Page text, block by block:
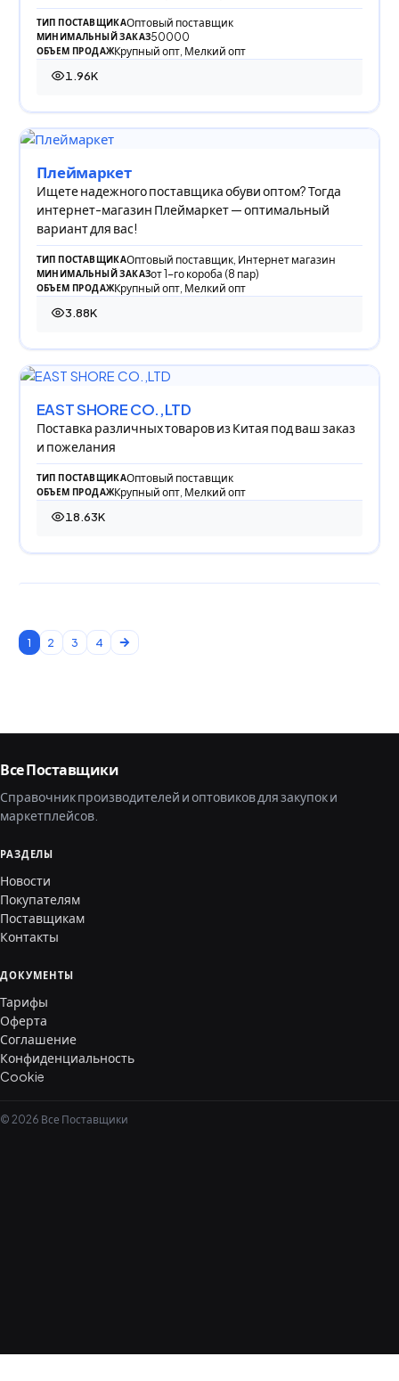
ТИП ПОСТАВЩИКАОптовый поставщик
МИНИМАЛЬНЫЙ ЗАКАЗ50000
ОБЪЕМ ПРОДАЖКрупный опт, Мелкий опт
1.96K
1 964 просмотра
Плеймаркет
Ищете надежного поставщика обуви оптом? Тогда
интернет-магазин Плеймаркет — оптимальный
вариант для вас!
ТИП ПОСТАВЩИКАОптовый поставщик, Интернет магазин
МИНИМАЛЬНЫЙ ЗАКАЗот 1-го короба (8 пар)
ОБЪЕМ ПРОДАЖКрупный опт, Мелкий опт
3.88K
3 883 просмотра
EAST SHORE CO.,LTD
Поставка различных товаров из Китая под ваш заказ
и пожелания
ТИП ПОСТАВЩИКАОптовый поставщик
ОБЪЕМ ПРОДАЖКрупный опт, Мелкий опт
18.63K
18 626 просмотров
1 2 3 4
Все Поставщики
Справочник производителей и оптовиков для закупок и
маркетплейсов.
РАЗДЕЛЫ
Новости
Покупателям
Поставщикам
Контакты
ДОКУМЕНТЫ
Тарифы
Оферта
Соглашение
Конфиденциальность
Cookie
© 2026 Все Поставщики